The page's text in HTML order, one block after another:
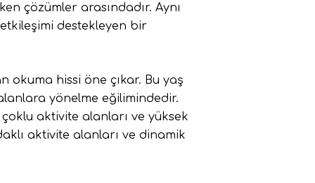
çözümler arasındadır. Aynı
destekleyen bir
okuma hissi öne çıkar. Bu yaş
yönelme eğilimindedir.
aktivite alanları ve yüksek
aktivite alanları ve dinamik